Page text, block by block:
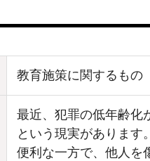
教育施策に関するもの
最近、犯罪の低年齢化
という現実があります。
便利な一方で、他人を